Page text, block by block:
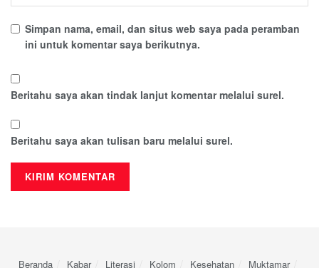
Simpan nama, email, dan situs web saya pada peramban
ini untuk komentar saya berikutnya.
Beritahu saya akan tindak lanjut komentar melalui surel.
Beritahu saya akan tulisan baru melalui surel.
Beranda Kabar Literasi Kolom Kesehatan Muktamar